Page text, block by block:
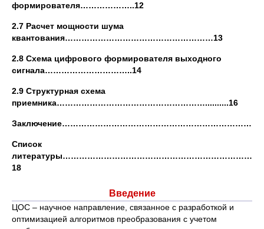
формирователя………………..12
2.7 Расчет мощности шума
квантования………………………………………………13
2.8 Схема цифрового формирователя выходного
сигнала…………………………..14
2.9 Структурная схема
приемника………………………………………………..........16
Список
18
Введение
ЦОС – научное направление, связанное с разработкой и
оптимизацией алгоритмов преобразования с учетом